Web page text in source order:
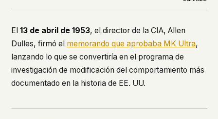
El 13 de abril de 1953, el director de la CIA, Allen
Dulles, firmó el memorando que aprobaba MK Ultra,
lanzando lo que se convertiría en el programa de
investigación de modificación del comportamiento más
documentado en la historia de EE. UU.